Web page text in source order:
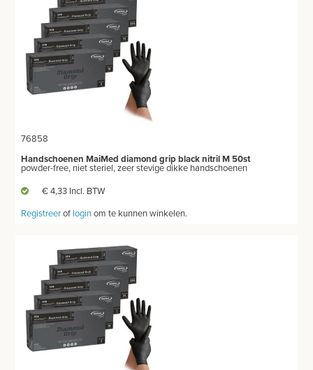
76858
Handschoenen MaiMed diamond grip black nitril M 50st
powder-free, niet steriel, zeer stevige dikke handschoenen
€ 4,33 Incl. BTW
Registreerof loginom te kunnen winkelen.